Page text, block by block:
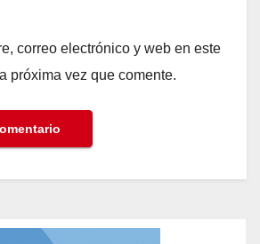
correo electrónico y web en este
próxima vez que comente.